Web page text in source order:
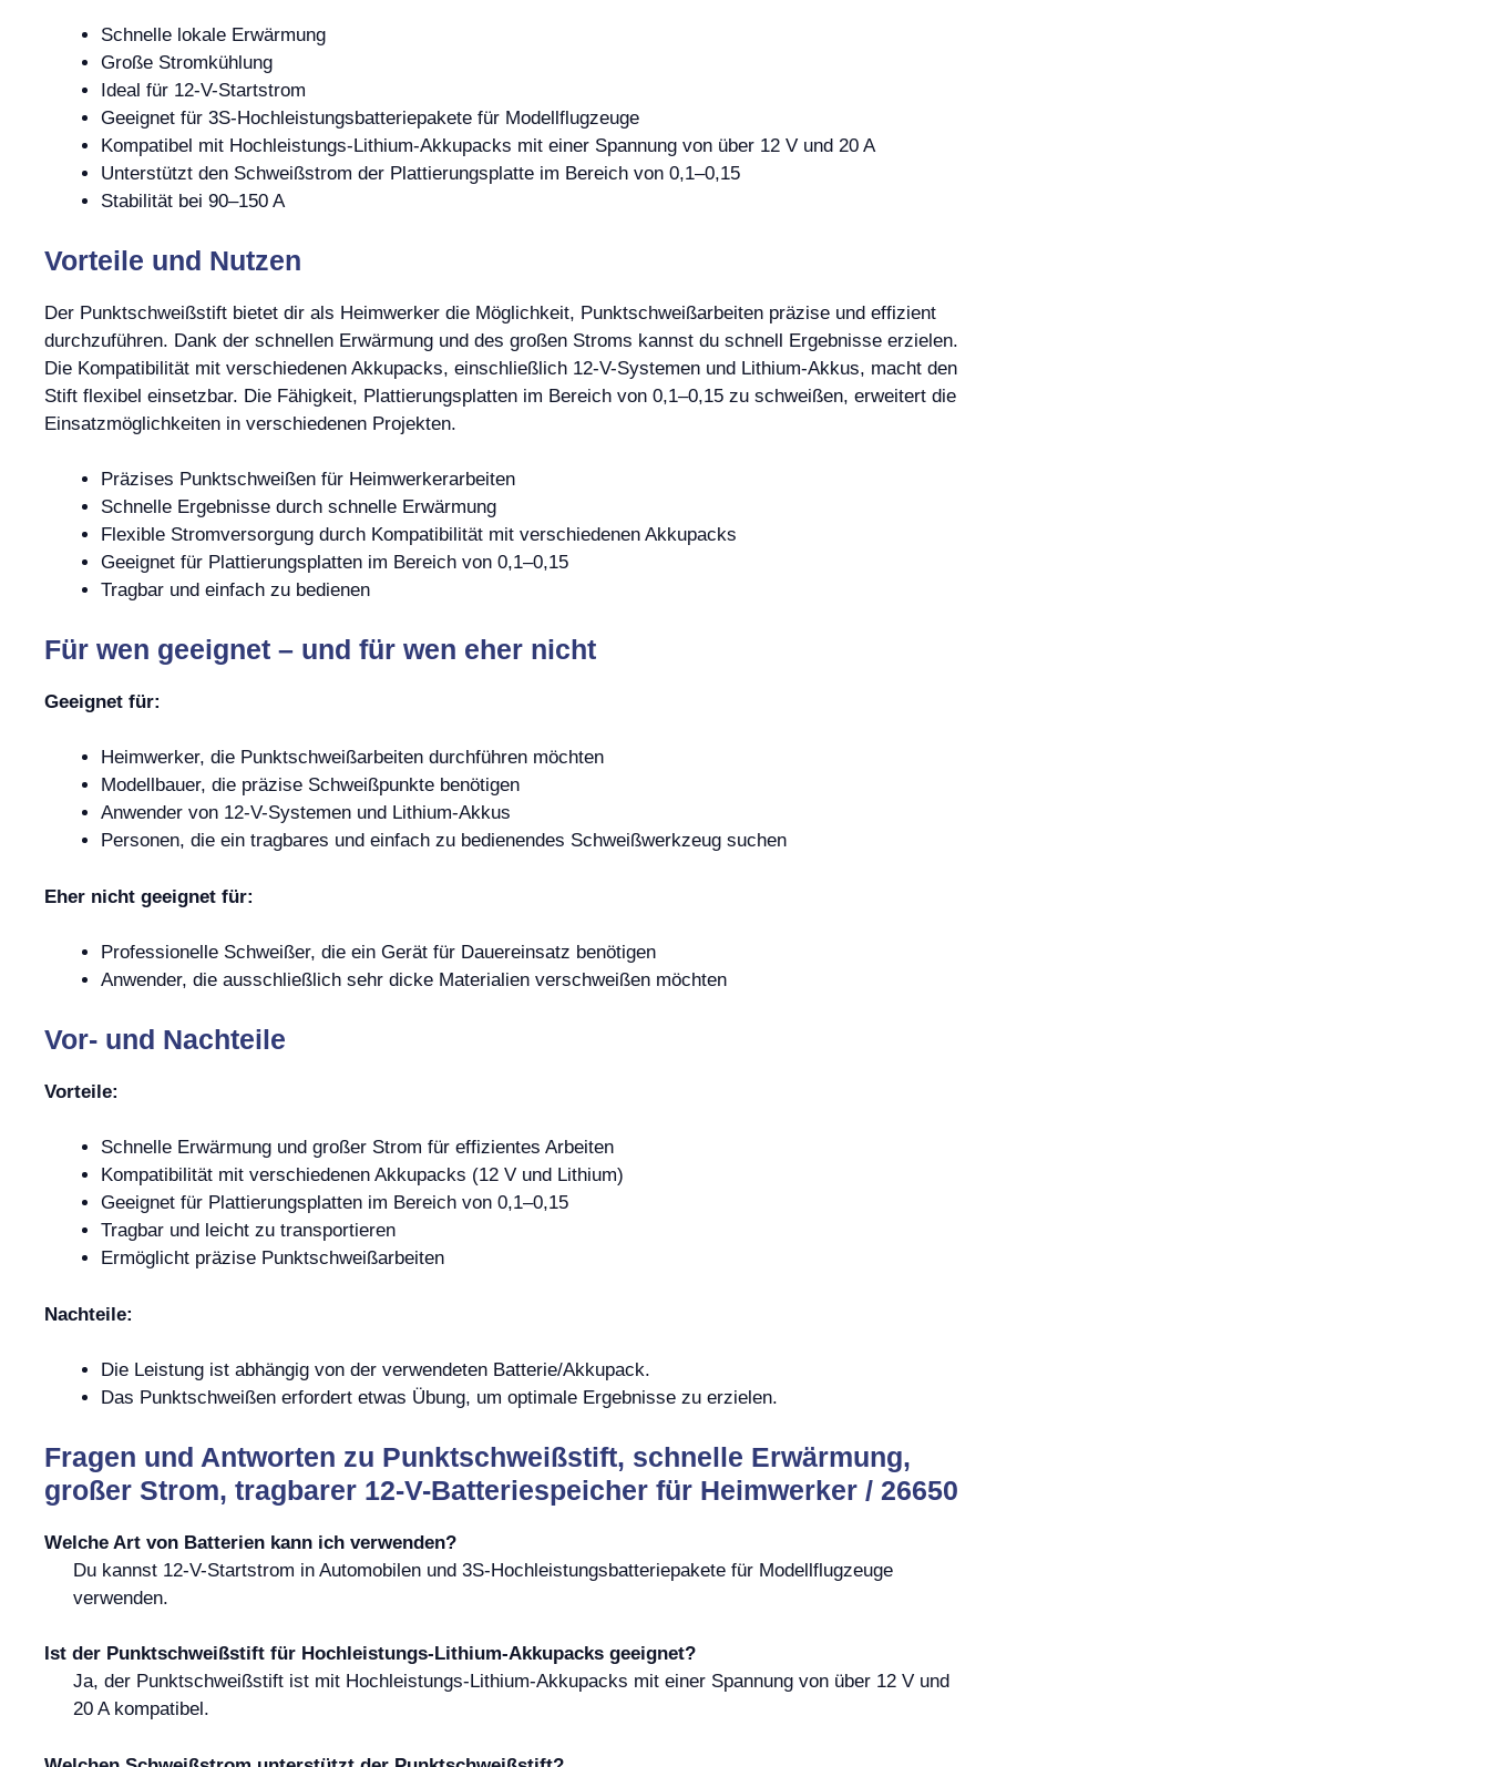
Schnelle lokale Erwärmung
Große Stromkühlung
Ideal für 12-V-Startstrom
Geeignet für 3S-Hochleistungsbatteriepakete für Modellflugzeuge
Kompatibel mit Hochleistungs-Lithium-Akkupacks mit einer Spannung von über 12 V und 20 A
Unterstützt den Schweißstrom der Plattierungsplatte im Bereich von 0,1–0,15
Stabilität bei 90–150 A
Vorteile und Nutzen
Der Punktschweißstift bietet dir als Heimwerker die Möglichkeit, Punktschweißarbeiten präzise und effizient
durchzuführen. Dank der schnellen Erwärmung und des großen Stroms kannst du schnell Ergebnisse erzielen.
Die Kompatibilität mit verschiedenen Akkupacks, einschließlich 12-V-Systemen und Lithium-Akkus, macht den
Stift flexibel einsetzbar. Die Fähigkeit, Plattierungsplatten im Bereich von 0,1–0,15 zu schweißen, erweitert die
Einsatzmöglichkeiten in verschiedenen Projekten.
Präzises Punktschweißen für Heimwerkerarbeiten
Schnelle Ergebnisse durch schnelle Erwärmung
Flexible Stromversorgung durch Kompatibilität mit verschiedenen Akkupacks
Geeignet für Plattierungsplatten im Bereich von 0,1–0,15
Tragbar und einfach zu bedienen
Für wen geeignet – und für wen eher nicht
Geeignet für:
Heimwerker, die Punktschweißarbeiten durchführen möchten
Modellbauer, die präzise Schweißpunkte benötigen
Anwender von 12-V-Systemen und Lithium-Akkus
Personen, die ein tragbares und einfach zu bedienendes Schweißwerkzeug suchen
Eher nicht geeignet für:
Professionelle Schweißer, die ein Gerät für Dauereinsatz benötigen
Anwender, die ausschließlich sehr dicke Materialien verschweißen möchten
Vor- und Nachteile
Vorteile:
Schnelle Erwärmung und großer Strom für effizientes Arbeiten
Kompatibilität mit verschiedenen Akkupacks (12 V und Lithium)
Geeignet für Plattierungsplatten im Bereich von 0,1–0,15
Tragbar und leicht zu transportieren
Ermöglicht präzise Punktschweißarbeiten
Nachteile:
Die Leistung ist abhängig von der verwendeten Batterie/Akkupack.
Das Punktschweißen erfordert etwas Übung, um optimale Ergebnisse zu erzielen.
Fragen und Antworten zu Punktschweißstift, schnelle Erwärmung,
großer Strom, tragbarer 12-V-Batteriespeicher für Heimwerker / 26650
Welche Art von Batterien kann ich verwenden?
Du kannst 12-V-Startstrom in Automobilen und 3S-Hochleistungsbatteriepakete für Modellflugzeuge
verwenden.
Ist der Punktschweißstift für Hochleistungs-Lithium-Akkupacks geeignet?
Ja, der Punktschweißstift ist mit Hochleistungs-Lithium-Akkupacks mit einer Spannung von über 12 V und
20 A kompatibel.